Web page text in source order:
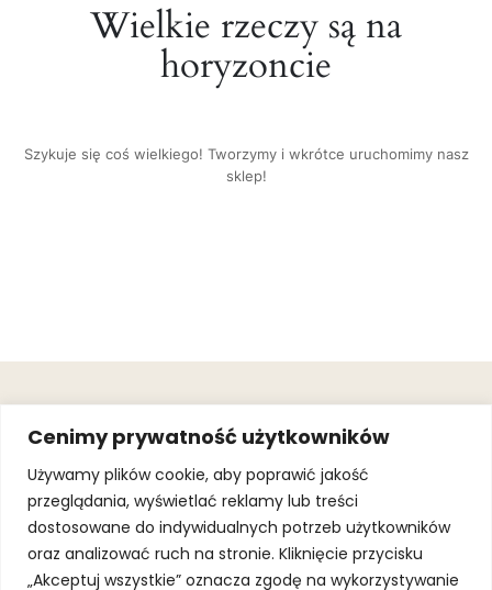
Cenimy prywatność użytkowników
Używamy plików cookie, aby poprawić jakość
przeglądania, wyświetlać reklamy lub treści
dostosowane do indywidualnych potrzeb użytkowników
oraz analizować ruch na stronie. Kliknięcie przycisku
„Akceptuj wszystkie” oznacza zgodę na wykorzystywanie
Wielkie rzeczy są na
horyzoncie
Szykuje się coś wielkiego! Tworzymy i wkrótce uruchomimy nasz
sklep!
+48 510 070
090
SOLEC 81B LOK.
A66,
WARSZAWA
JOIN OUR
MAILING
By subscribing,
you agree to
ourTerms of
UseandPrivacy
OBSŁUGA
KLIENTA
Gwarancja
.
.